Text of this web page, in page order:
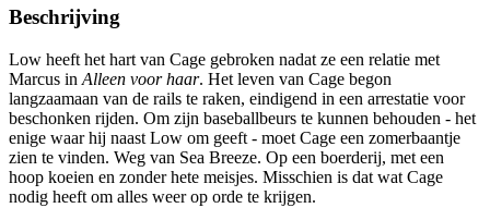
Beschrijving
Low heeft het hart van Cage gebroken nadat ze een relatie met
Marcus in Alleen voor haar. Het leven van Cage begon
langzaamaan van de rails te raken, eindigend in een arrestatie voor
beschonken rijden. Om zijn baseballbeurs te kunnen behouden - het
enige waar hij naast Low om geeft - moet Cage een zomerbaantje
zien te vinden. Weg van Sea Breeze. Op een boerderij, met een
hoop koeien en zonder hete meisjes. Misschien is dat wat Cage
nodig heeft om alles weer op orde te krijgen.